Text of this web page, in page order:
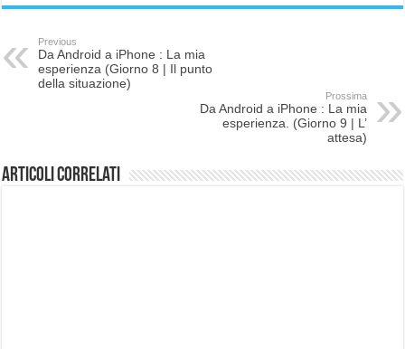
Previous
Da Android a iPhone : La mia
esperienza (Giorno 8 | Il punto
della situazione)
Prossima
Da Android a iPhone : La mia
esperienza. (Giorno 9 | L’
attesa)
Articoli correlati